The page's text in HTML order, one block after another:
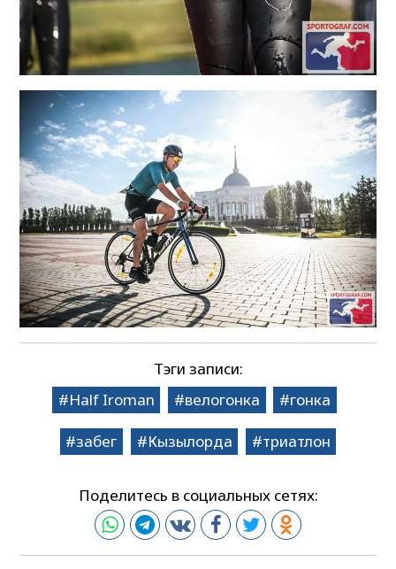
Тэги записи:
Half Iroman
велогонка гонка
забег Кызылорда триатлон
Поделитесь в социальных сетях: